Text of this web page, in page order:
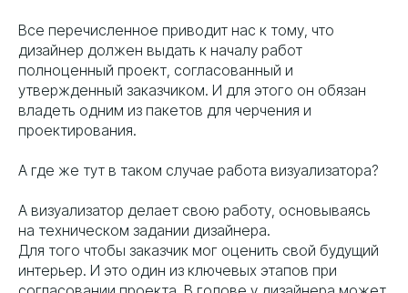
Все перечисленное приводит нас к тому, что
дизайнер должен выдать к началу работ
полноценный проект, согласованный и
утвержденный заказчиком. И для этого он обязан
владеть одним из пакетов для черчения и
проектирования.
А где же тут в таком случае работа визуализатора?
А визуализатор делает свою работу, основываясь
на техническом задании дизайнера.
Для того чтобы заказчик мог оценить свой будущий
интерьер. И это один из ключевых этапов при